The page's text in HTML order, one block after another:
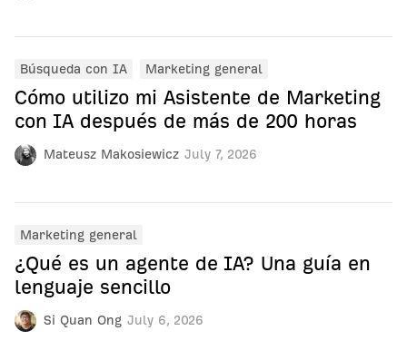
Mateusz Makosiewicz July 7, 2026
Búsqueda con IA Marketing general
Cómo utilizo mi Asistente de Marketing
con IA después de más de 200 horas
Si Quan Ong July 6, 2026
Marketing general
¿Qué es un agente de IA? Una guía en
lenguaje sencillo